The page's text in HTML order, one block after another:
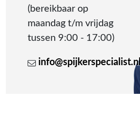
(bereikbaar op
maandag t/m vrijdag
tussen 9:00 - 17:00)
info@spijkerspecialist.nl